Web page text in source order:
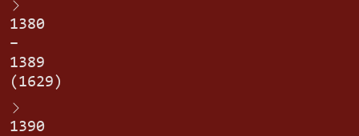
1380
–
1389
(1629)
1390